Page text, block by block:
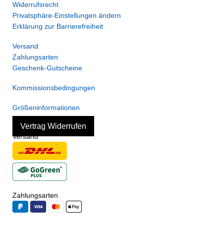
Widerrufsrecht
Privatsphäre-Einstellungen ändern
Erklärung zur Barrierefreiheit
Versand
Zahlungsarten
Geschenk-Gutscheine
Kommissionsbedingungen
Größeninformationen
Vertrag Widerrufen
Versand
Zahlungsarten